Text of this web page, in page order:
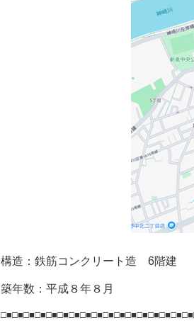
構造：鉄筋コンクリート造 6階建
築年数：平成８年８月